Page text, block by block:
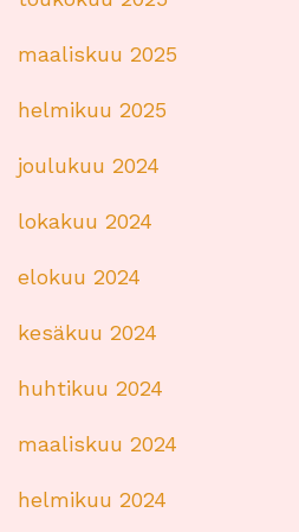
maaliskuu 2025
helmikuu 2025
joulukuu 2024
lokakuu 2024
elokuu 2024
kesäkuu 2024
huhtikuu 2024
maaliskuu 2024
helmikuu 2024